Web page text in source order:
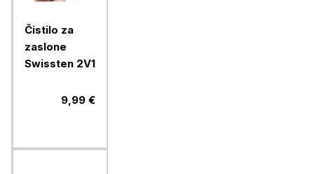
Čistilo za
zaslone
Swissten 2V1
9,99 €